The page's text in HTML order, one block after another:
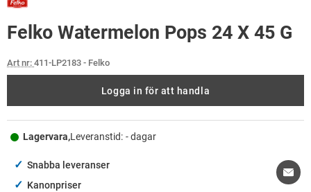
Felko Watermelon Pops 24 X 45 G
Art nr: 411-LP2183 - Felko
Logga in för att handla
Lagervara,Leveranstid: - dagar
✓ Snabba leveranser
✓ Kanonpriser